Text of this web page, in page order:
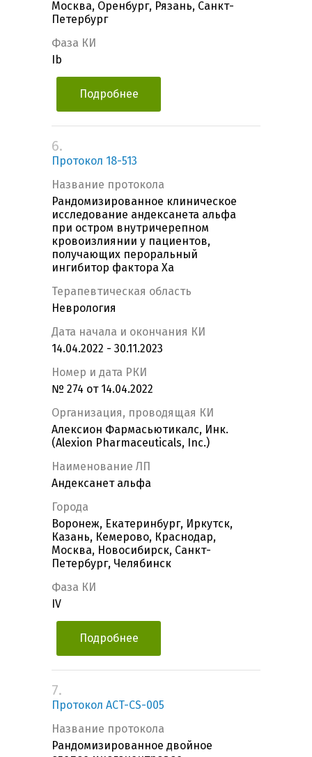
Москва, Оренбург, Рязань, Санкт-
Петербург
Фаза КИ
Ib
Подробнее
6.
Протокол 18-513
Название протокола
Рандомизированное клиническое
исследование андексанета альфа
при остром внутричерепном
кровоизлиянии у пациентов,
получающих пероральный
ингибитор фактора Xa
Терапевтическая область
Неврология
Дата начала и окончания КИ
14.04.2022 - 30.11.2023
Номер и дата РКИ
№ 274 от 14.04.2022
Организация, проводящая КИ
Алексион Фармасьютикалc, Инк.
(Alexion Pharmaceuticals, Inc.)
Наименование ЛП
Андексанет альфа
Города
Воронеж, Екатеринбург, Иркутск,
Казань, Кемерово, Краснодар,
Москва, Новосибирск, Санкт-
Петербург, Челябинск
Фаза КИ
IV
Подробнее
7.
Протокол ACT-CS-005
Название протокола
Рандомизированное двойное